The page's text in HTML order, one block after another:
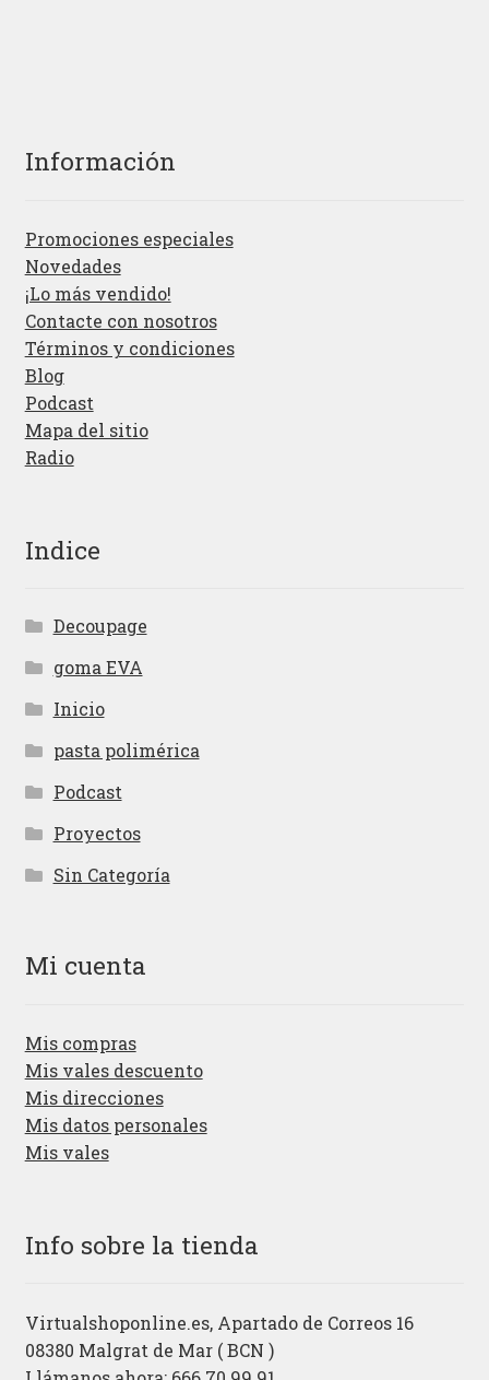
Información
Promociones especiales
Novedades
¡Lo más vendido!
Contacte con nosotros
Términos y condiciones
Blog
Podcast
Mapa del sitio
Radio
Indice
Decoupage
goma EVA
Inicio
pasta polimérica
Podcast
Proyectos
Sin Categoría
Mi cuenta
Mis compras
Mis vales descuento
Mis direcciones
Mis datos personales
Mis vales
Info sobre la tienda
Virtualshoponline.es, Apartado de Correos 16
08380 Malgrat de Mar ( BCN )